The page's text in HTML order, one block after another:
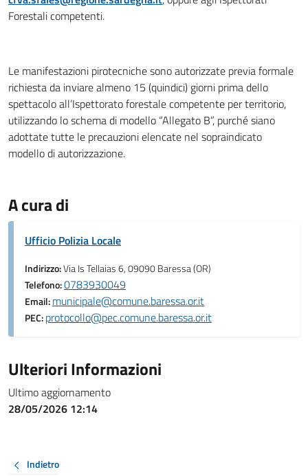
Forestali competenti.
Le manifestazioni pirotecniche sono autorizzate previa formale
richiesta da inviare almeno 15 (quindici) giorni prima dello
spettacolo all’Ispettorato forestale competente per territorio,
utilizzando lo schema di modello “Allegato B”, purché siano
adottate tutte le precauzioni elencate nel sopraindicato
modello di autorizzazione.
A cura di
Ufficio Polizia Locale
Indirizzo:Via Is Tellaias 6, 09090 Baressa (OR)
Telefono:0783930049
Email:municipale@comune.baressa.or.it
PEC:protocollo@pec.comune.baressa.or.it
Ulteriori Informazioni
Ultimo aggiornamento
28/05/2026 12:14
Indietro